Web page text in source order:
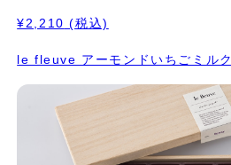
Coeur受賞
¥2,210 (税込)
le fleuve アーモンドいちごミルク